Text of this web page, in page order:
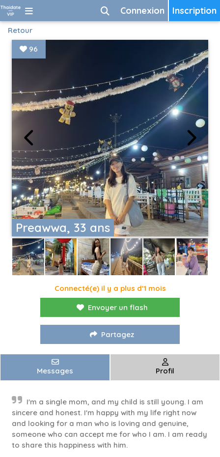
Inscription
Connexion
Retour
Preawwa, 33 ans
96
Connecté(e) il y a plus d'1 mois
Envoyer un flash
Partagez
Messages Profil
I'm a single mom, and my child is still young. I am
sincere and honest. I'm happy with my life right now
and looking for a man who is loving and genuine,
someone who can accept me for who I am. I am ready
to share this happiness with him.